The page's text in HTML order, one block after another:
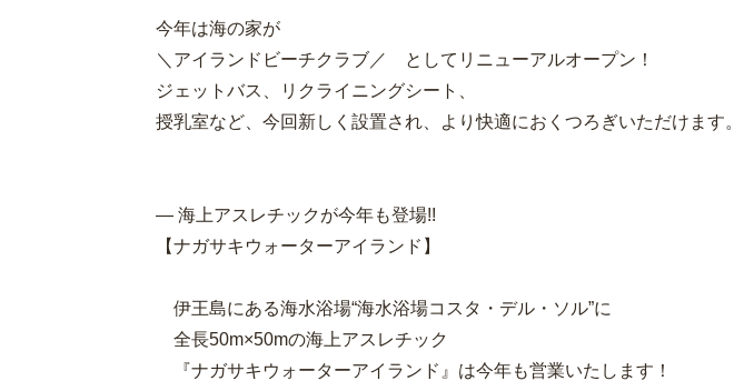
今年は海の家が
＼アイランドビーチクラブ／ としてリニューアルオープン！
ジェットバス、リクライニングシート、
授乳室など、今回新しく設置され、より快適におくつろぎいただけます。
― 海上アスレチックが今年も登場!!
【ナガサキウォーターアイランド】
伊王島にある海水浴場“海水浴場コスタ・デル・ソル”に
全長50m×50mの海上アスレチック
『ナガサキウォーターアイランド』は今年も営業いたします！